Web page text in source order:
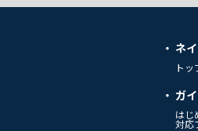
ネ
トッ
ガ
はじ
対応